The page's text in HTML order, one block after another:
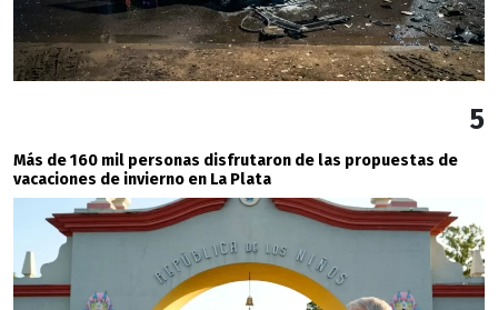
5
Más de 160 mil personas disfrutaron de las propuestas de
vacaciones de invierno en La Plata